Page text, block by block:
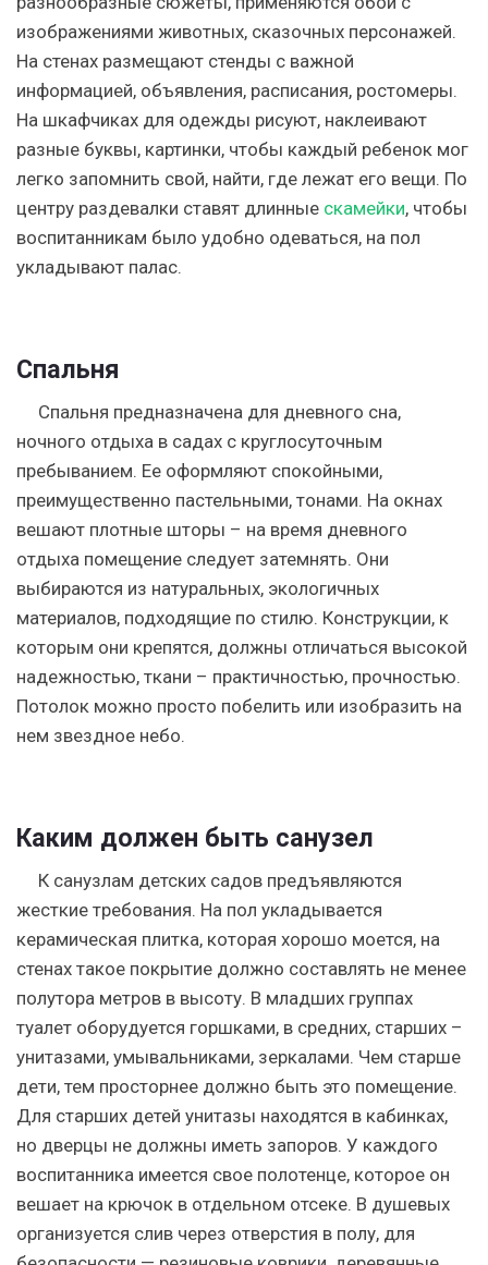
изображениями животных, сказочных персонажей.
На стенах размещают стенды с важной
информацией, объявления, расписания, ростомеры.
На шкафчиках для одежды рисуют, наклеивают
разные буквы, картинки, чтобы каждый ребенок мог
легко запомнить свой, найти, где лежат его вещи. По
центру раздевалки ставят длинные скамейки, чтобы
воспитанникам было удобно одеваться, на пол
укладывают палас.
Спальня
Спальня предназначена для дневного сна,
ночного отдыха в садах с круглосуточным
пребыванием. Ее оформляют спокойными,
преимущественно пастельными, тонами. На окнах
вешают плотные шторы – на время дневного
отдыха помещение следует затемнять. Они
выбираются из натуральных, экологичных
материалов, подходящие по стилю. Конструкции, к
которым они крепятся, должны отличаться высокой
надежностью, ткани – практичностью, прочностью.
Потолок можно просто побелить или изобразить на
нем звездное небо.
Каким должен быть санузел
К санузлам детских садов предъявляются
жесткие требования. На пол укладывается
керамическая плитка, которая хорошо моется, на
стенах такое покрытие должно составлять не менее
полутора метров в высоту. В младших группах
туалет оборудуется горшками, в средних, старших –
унитазами, умывальниками, зеркалами. Чем старше
дети, тем просторнее должно быть это помещение.
Для старших детей унитазы находятся в кабинках,
но дверцы не должны иметь запоров. У каждого
воспитанника имеется свое полотенце, которое он
вешает на крючок в отдельном отсеке. В душевых
организуется слив через отверстия в полу, для